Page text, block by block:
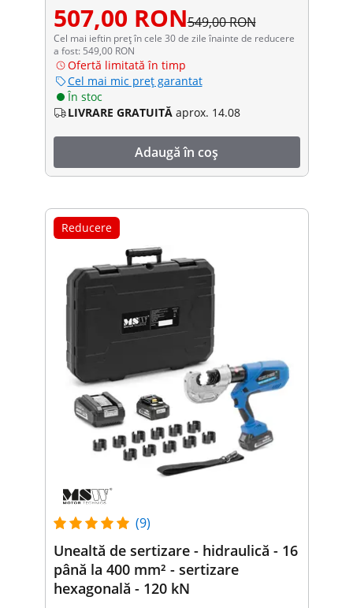
507,00 RON549,00 RON
Cel mai ieftin preț în cele 30 de zile înainte de reducere
a fost: 549,00 RON
Ofertă limitată în timp
Cel mai mic preț garantat
În stoc
LIVRARE GRATUITĂ aprox. 14.08
Adaugă în coș
Reducere
(9)
Unealtă de sertizare - hidraulică - 16
până la 400 mm² - sertizare
hexagonală - 120 kN